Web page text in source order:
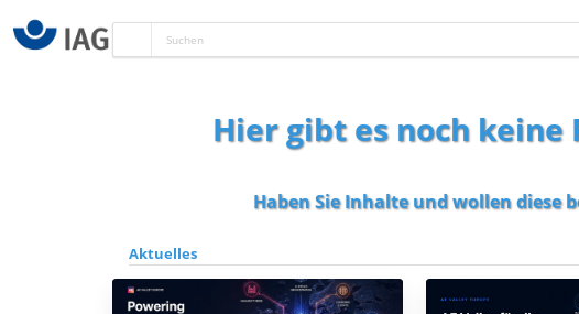
Hier gibt es noch
Haben Sie Inhalte und wollen diese
Aktuelles